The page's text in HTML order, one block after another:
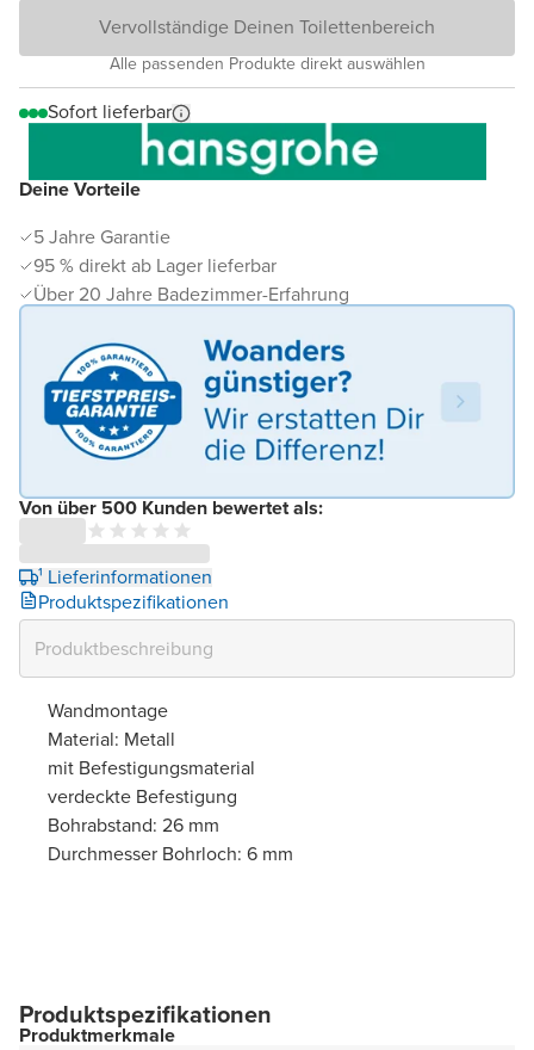
Deine Vorteile
5 Jahre Garantie
95 % direkt ab Lager lieferbar
Über 20 Jahre Badezimmer-Erfahrung
Von über 500 Kunden bewertet als:
¹ Lieferinformationen
Produktspezifikationen
Vervollständige Deinen Toilettenbereich
Alle passenden Produkte direkt auswählen
Sofort lieferbar
Wandmontage
Material: Metall
mit Befestigungsmaterial
verdeckte Befestigung
Bohrabstand: 26 mm
Durchmesser Bohrloch: 6 mm
Produktspezifikationen
Produktmerkmale